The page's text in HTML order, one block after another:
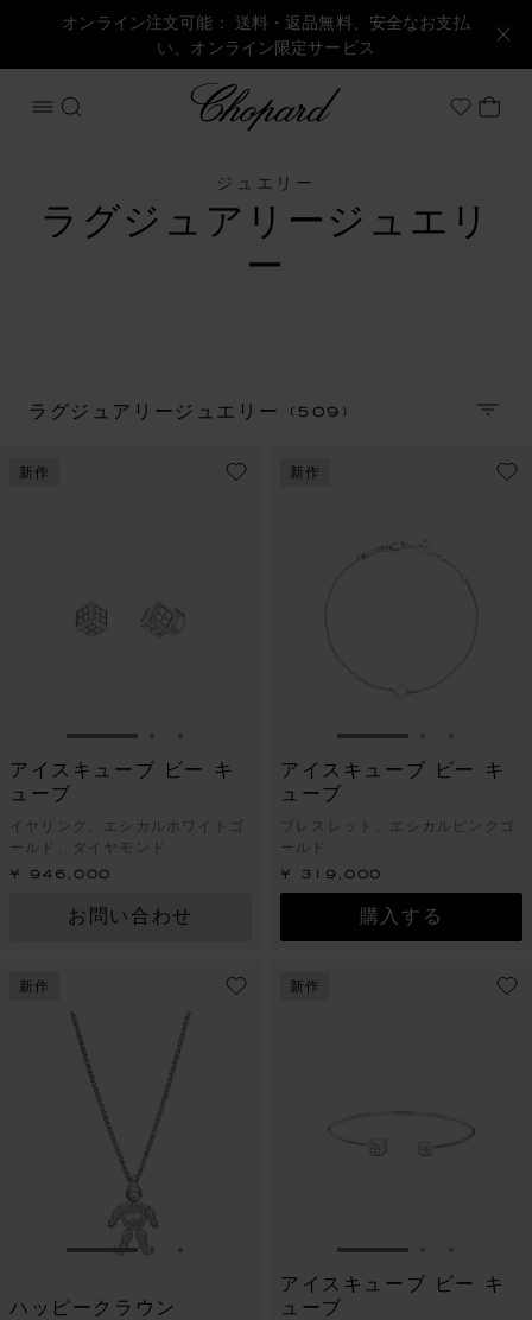
オンライン注文可能： 送料・返品無料、安全なお支払
い、オンライン限定サービス
メニューを開く
検索する
Chopard
Myマ
ジュエリー
ラグジュアリージュエリ
ー
ラグジュアリージュエリー(509) 並べ
新作
スライドに移動 1スライドに移動 3
アイスキューブ ビー キ
ューブ
イヤリング、エシカルホワイトゴ
ールド、ダイヤモンド
¥ 946,000
お問い合わせ
新作
スライドに移動 1
アイスキューブ ビー キ
ューブ
ブレスレット、エシカルピンクゴ
ールド
¥ 319,000
購入する
新作
スライドに移動 1スライドに移動 3
ハッピークラウン
新作
スライドに移動 1
アイスキューブ ビー キ
ューブ